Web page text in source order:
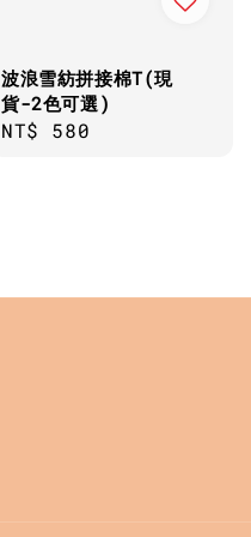
波浪雪紡拼接棉T(現
貨-2色可選)
Regular
NT$ 580